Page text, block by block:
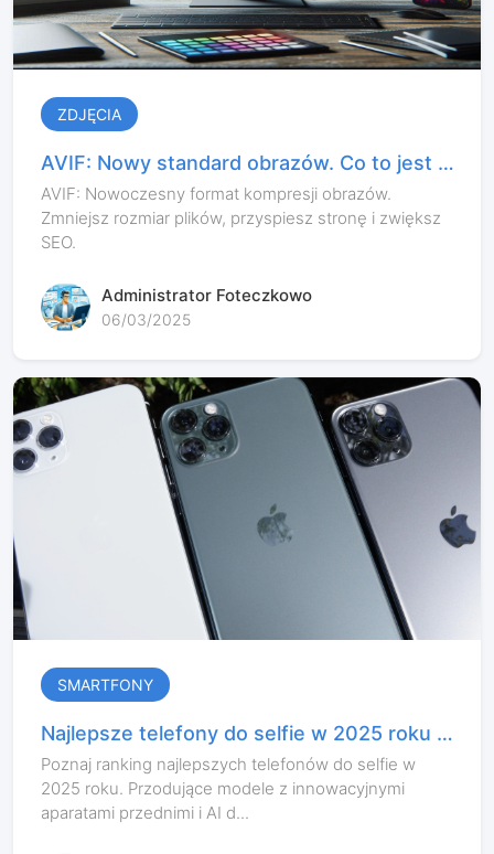
ZDJĘCIA
AVIF: Nowy standard obrazów. Co to jest i
dlaczego warto go używać?
AVIF: Nowoczesny format kompresji obrazów.
Zmniejsz rozmiar plików, przyspiesz stronę i zwiększ
SEO.
Administrator Foteczkowo
06/03/2025
SMARTFONY
Najlepsze telefony do selfie w 2025 roku –
ranking aparatów przednich
Poznaj ranking najlepszych telefonów do selfie w
2025 roku. Przodujące modele z innowacyjnymi
aparatami przednimi i AI d...